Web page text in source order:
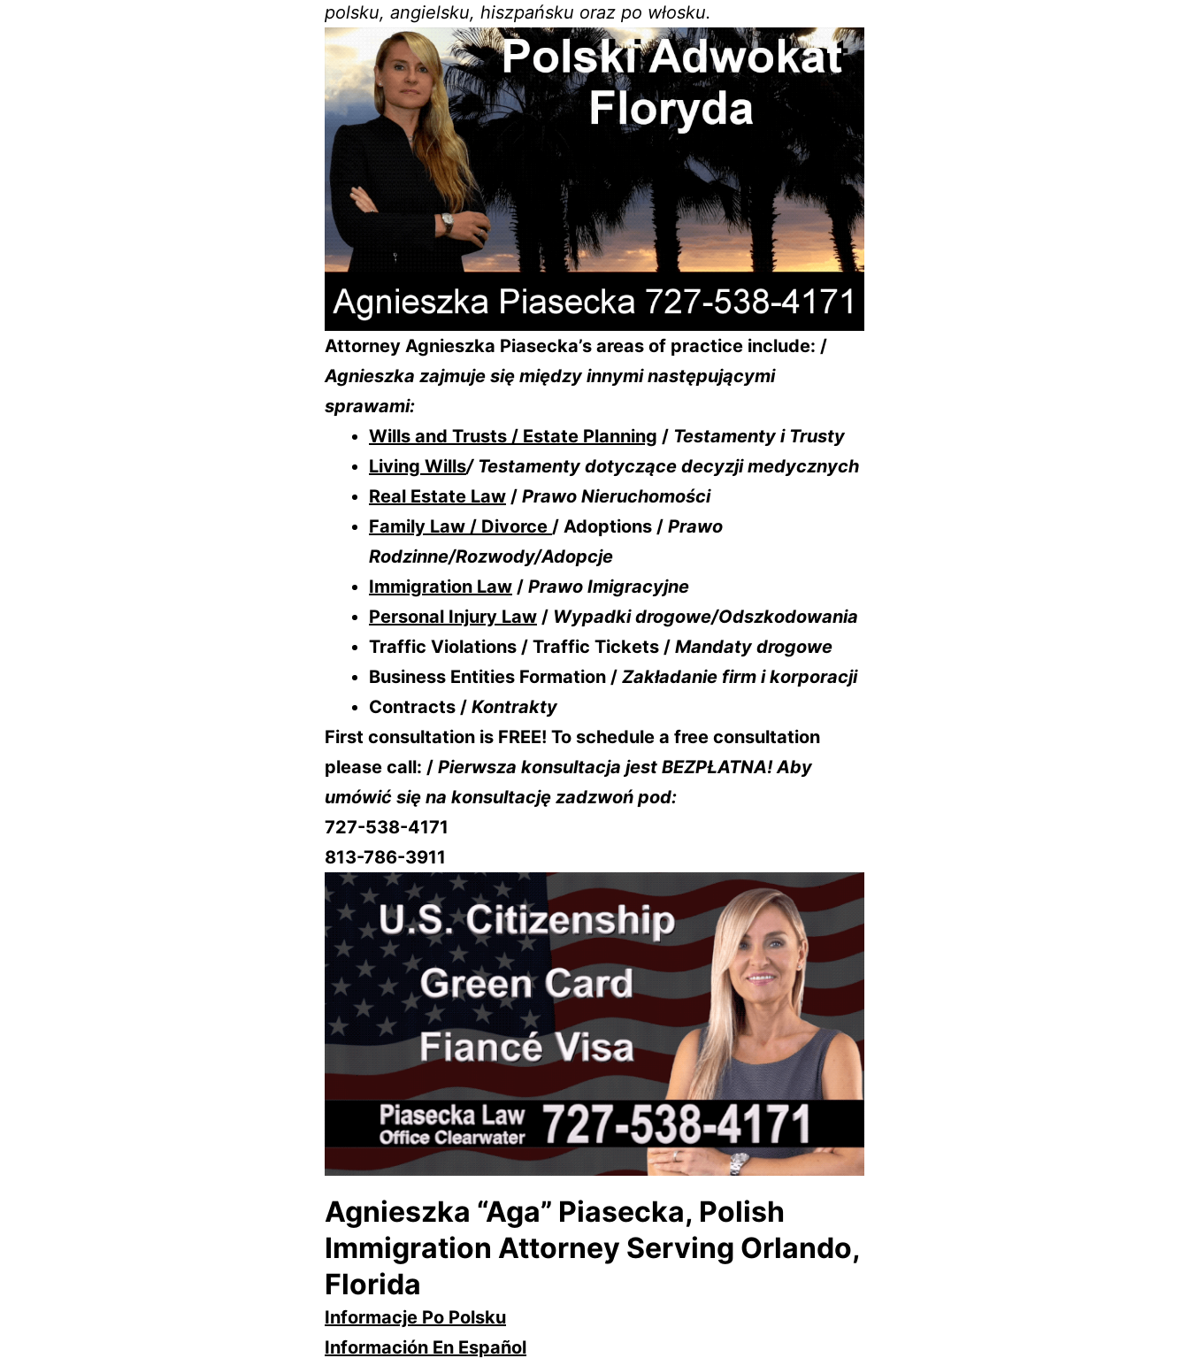
polsku, angielsku, hiszpańsku oraz po włosku.
Attorney Agnieszka Piasecka’s areas of practice include: /
Agnieszka zajmuje się między innymi następującymi
sprawami:
Wills and Trusts / Estate Planning / Testamenty i Trusty
Living Wills/ Testamenty dotyczące decyzji medycznych
Real Estate Law / Prawo Nieruchomości
Family Law / Divorce / Adoptions / Prawo
Rodzinne/Rozwody/Adopcje
Immigration Law / Prawo Imigracyjne
Personal Injury Law / Wypadki drogowe/Odszkodowania
Traffic Violations / Traffic Tickets / Mandaty drogowe
Business Entities Formation / Zakładanie firm i korporacji
Contracts / Kontrakty
First consultation is FREE! To schedule a free consultation
please call: / Pierwsza konsultacja jest BEZPŁATNA! Aby
umówić się na konsultację zadzwoń pod:
727-538-4171
813-786-3911
Agnieszka “Aga” Piasecka, Polish
Immigration Attorney Serving Orlando,
Florida
Informacje Po Polsku
Información En Español